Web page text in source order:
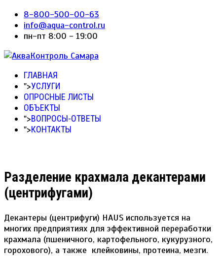
8-800-500-00-63
info@aqua-control.ru
пн-пт 8:00 - 19:00
ГЛАВНАЯ
">УСЛУГИ
ОПРОСНЫЕ ЛИСТЫ
ОБЪЕКТЫ
">ВОПРОСЫ-ОТВЕТЫ
">КОНТАКТЫ
Разделение крахмала декантерами
(центрифугами)
Декантеры (центрифуги) HAUS используется на
многих предприятиях для эффективной переработки
крахмала (пшеничного, картофельного, кукурузного,
горохового), а также клейковины, протеина, мезги.